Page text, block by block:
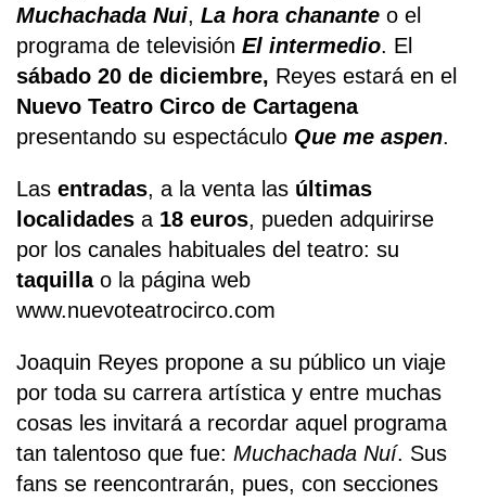
Muchachada Nui, La hora chanante o el
programa de televisión El intermedio. El
sábado 20 de diciembre, Reyes estará en el
Nuevo Teatro Circo de Cartagena
presentando su espectáculo Que me aspen.
Las entradas, a la venta las últimas
localidades a 18 euros, pueden adquirirse
por los canales habituales del teatro: su
taquillao la página web
www.nuevoteatrocirco.com
Joaquin Reyes propone a su público un viaje
por toda su carrera artística y entre muchas
cosas les invitará a recordar aquel programa
tan talentoso que fue: Muchachada Nuí. Sus
fans se reencontrarán, pues, con secciones